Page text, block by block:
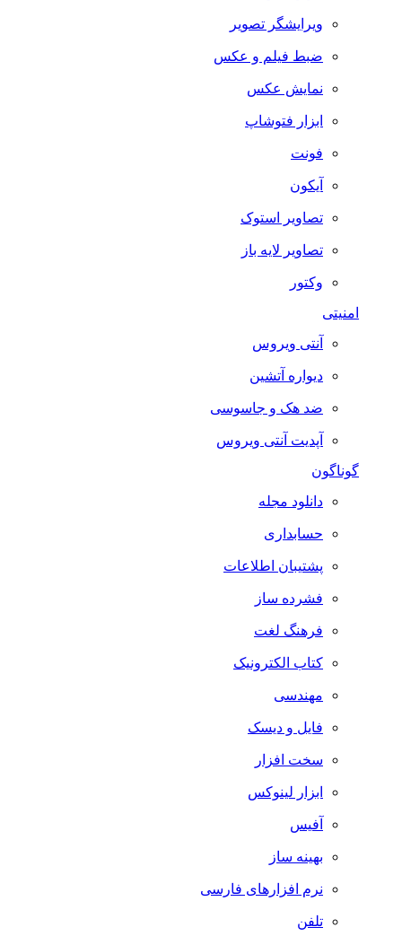
ویرایشگر تصویر
ضبط فيلم و عكس
نمایش عکس
ابزار فتوشاپ
فونت
آیکون
تصاویر استوک
تصاویر لایه باز
وکتور
امنیتی
آنتی ویروس
دیواره آتشین
ضد هک و جاسوسی
آپدیت آنتی ویروس
گوناگون
دانلود مجله
حسابداری
پشتیبان اطلاعات
فشرده ساز
فرهنگ لغت
کتاب الکترونیک
مهندسی
فایل و دیسک
سخت افزار
ابزار لینوکس
آفیس
بهینه ساز
نرم افزارهای فارسی
تلفن